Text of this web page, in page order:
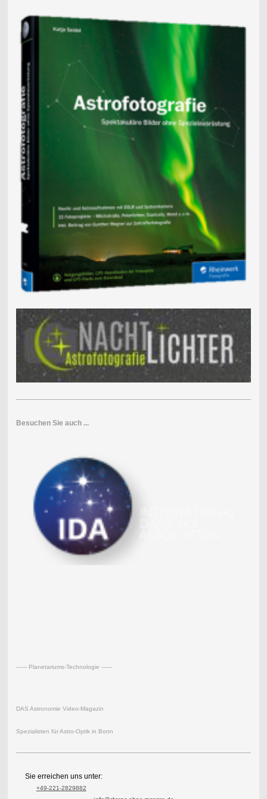
Besuchen Sie auch ...
------ Planetariums-Technologie ------
DAS Astronomie Video-Magazin
Spezialisten für Astro-Optik in Bonn
Sie erreichen uns unter:
+49-221-2829882